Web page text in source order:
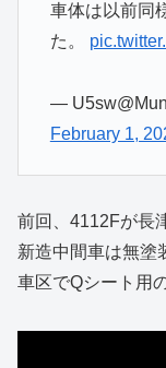
車体は以前同
た。
—
February 1,
前回、4112Fが長
新造中間車は無塗
車区でQシート用